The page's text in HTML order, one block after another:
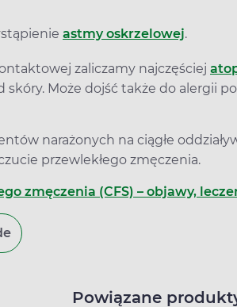
astmy oskrzelowej.
zaliczamy najczęściej
skóry. Może dojść także do alergii
narażonych na ciągłe
przewlekłego zmęczenia.
zmęczenia (CFS) – objawy,
Powiązane